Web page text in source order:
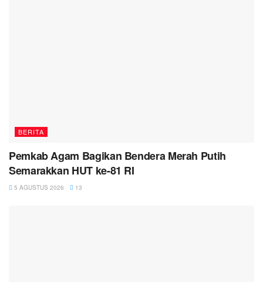
BERITA
Pemkab Agam Bagikan Bendera Merah Putih
Semarakkan HUT ke-81 RI
5 AGUSTUS 2026 13